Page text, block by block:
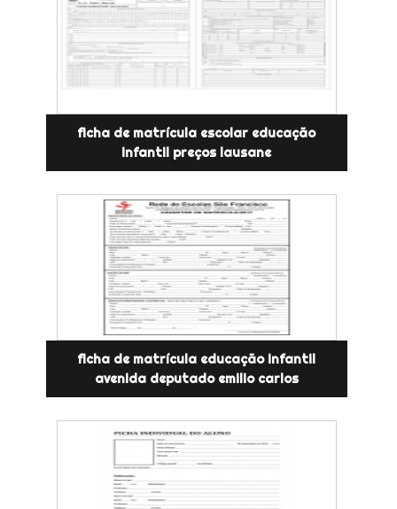
ficha de matrícula escolar educação
infantil preços lausane
ficha de matrícula educação infantil
avenida deputado emilio carlos